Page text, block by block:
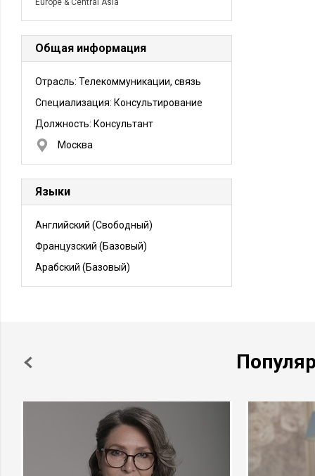
Europe & Central Asia
Общая информация
Отрасль: Телекоммуникации, связь
Специализация: Консультирование
Должность: Консультант
Москва
Языки
Английский (Свободный)
Французский (Базовый)
Арабский (Базовый)